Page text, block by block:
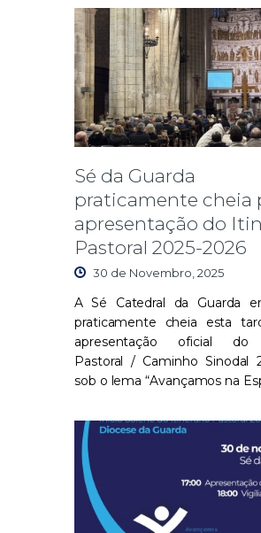
Sé da Guarda
praticamente cheia
apresentação do
Pastoral 2025-2026
30 de Novembro, 2025
A Sé Catedral da Guarda
praticamente cheia esta
apresentação oficial do
Pastoral / Caminho Sinodal
sob o lema“Avançamos na